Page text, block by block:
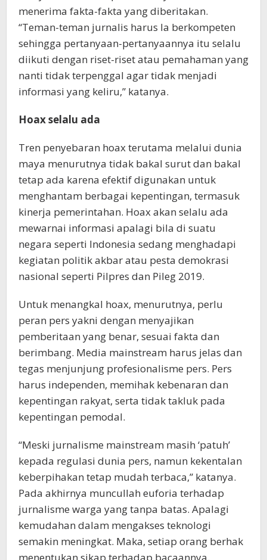
menerima fakta-fakta yang diberitakan.
“Teman-teman jurnalis harus la berkompeten
sehingga pertanyaan-pertanyaannya itu selalu
diikuti dengan riset-riset atau pemahaman yang
nanti tidak terpenggal agar tidak menjadi
informasi yang keliru,” katanya.
Hoax selalu ada
Tren penyebaran hoax terutama melalui dunia
maya menurutnya tidak bakal surut dan bakal
tetap ada karena efektif digunakan untuk
menghantam berbagai kepentingan, termasuk
kinerja pemerintahan. Hoax akan selalu ada
mewarnai informasi apalagi bila di suatu
negara seperti Indonesia sedang menghadapi
kegiatan politik akbar atau pesta demokrasi
nasional seperti Pilpres dan Pileg 2019.
Untuk menangkal hoax, menurutnya, perlu
peran pers yakni dengan menyajikan
pemberitaan yang benar, sesuai fakta dan
berimbang. Media mainstream harus jelas dan
tegas menjunjung profesionalisme pers. Pers
harus independen, memihak kebenaran dan
kepentingan rakyat, serta tidak takluk pada
kepentingan pemodal.
“Meski jurnalisme mainstream masih ‘patuh’
kepada regulasi dunia pers, namun kekentalan
keberpihakan tetap mudah terbaca,” katanya.
Pada akhirnya muncullah euforia terhadap
jurnalisme warga yang tanpa batas. Apalagi
kemudahan dalam mengakses teknologi
semakin meningkat. Maka, setiap orang berhak